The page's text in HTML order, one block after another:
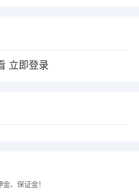
立即登录
、保证金！